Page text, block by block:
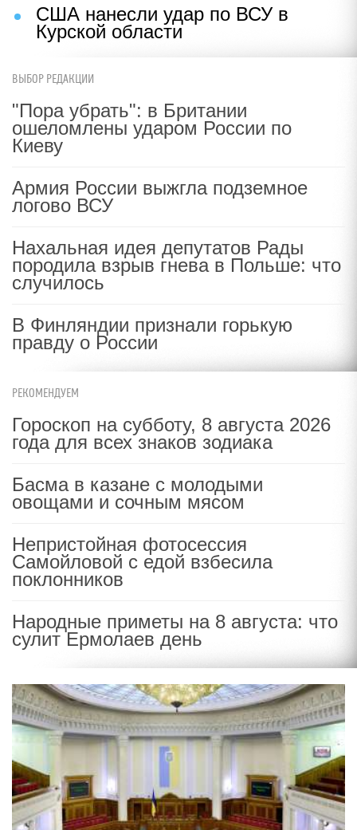
США нанесли удар по ВСУ в
Курской области
ВЫБОР РЕДАКЦИИ
"Пора убрать": в Британии
ошеломлены ударом России по
Киеву
Армия России выжгла подземное
логово ВСУ
Нахальная идея депутатов Рады
породила взрыв гнева в Польше: что
случилось
В Финляндии признали горькую
правду о России
РЕКОМЕНДУЕМ
Гороскоп на субботу, 8 августа 2026
года для всех знаков зодиака
Басма в казане с молодыми
овощами и сочным мясом
Непристойная фотосессия
Самойловой с едой взбесила
поклонников
Народные приметы на 8 августа: что
сулит Ермолаев день